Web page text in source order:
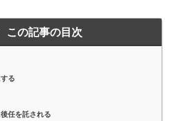
この記事の目次
る
任を託される